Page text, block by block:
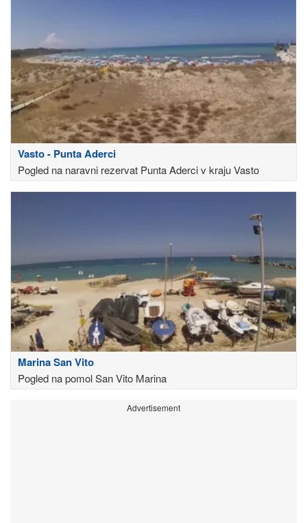
Vasto - Punta Aderci
Pogled na naravni rezervat Punta Aderci v kraju Vasto
Marina San Vito
Pogled na pomol San Vito Marina
Advertisement